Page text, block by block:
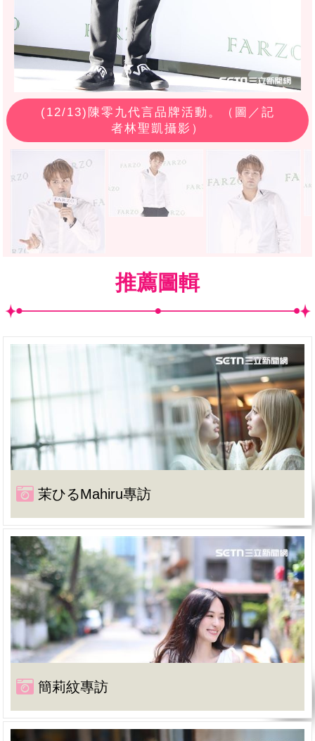
(12/13)陳零九代言品牌活動。（圖／記
者林聖凱攝影）
推薦圖輯
茉ひるMahiru專訪
簡莉紋專訪